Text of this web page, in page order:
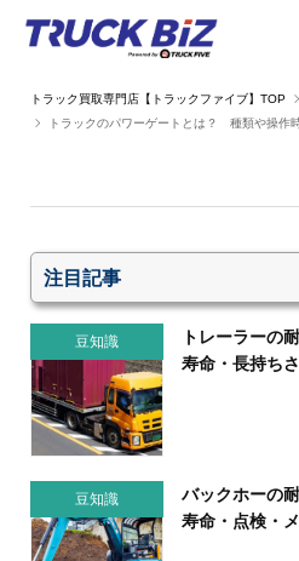
トラックのパワーゲートとは？ 種類や操作
注目記事
豆知識
トレーラーの
寿命・長持ち
豆知識
バックホーの
寿命・点検・